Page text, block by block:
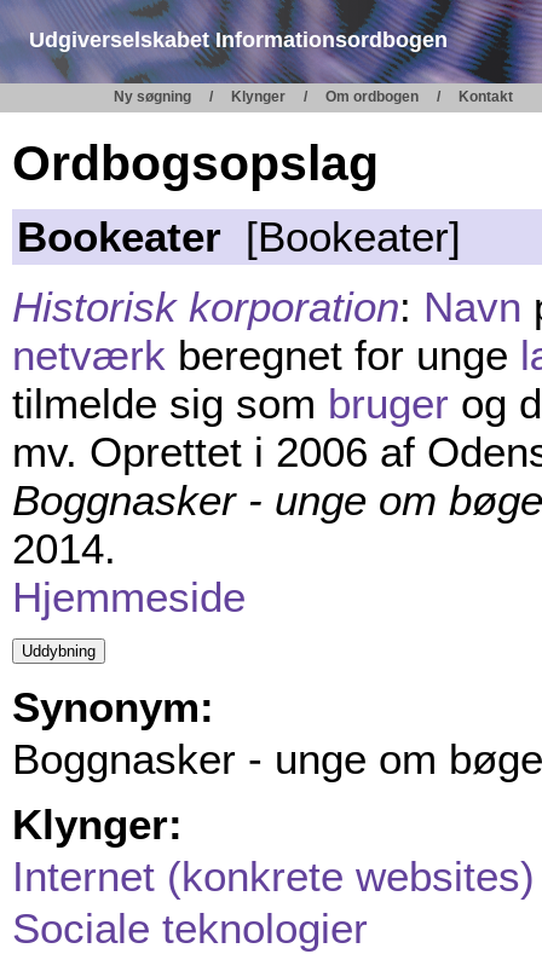
Udgiverselskabet Informationsordbogen
Ny søgning Klynger Om ordbogen Kontakt
Ordbogsopslag
Bookeater [Bookeater]
Historisk korporation: Navn
netværk beregnet for unge
tilmelde sig som bruger og
mv. Oprettet i 2006 af
Boggnasker - unge om
2014.
Hjemmeside
Synonym:
Boggnasker - unge om
Klynger:
Internet (konkrete websites)
Sociale teknologier